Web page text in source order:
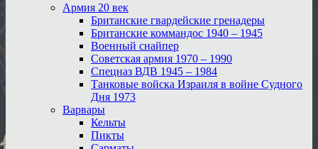
Армия 20 век
Британские гвардейские гренадеры
Британские коммандос 1940 – 1945
Военный снайпер
Советская армия 1970 – 1990
Спецназ ВДВ 1945 – 1984
Танковые войска Израиля в войне Судного
Дня 1973
Варвары
Кельты
Пикты